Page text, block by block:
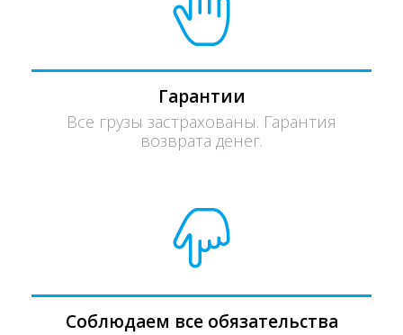
Гарантии
Все грузы застрахованы. Гарантия
возврата денег.
Соблюдаем все обязательства